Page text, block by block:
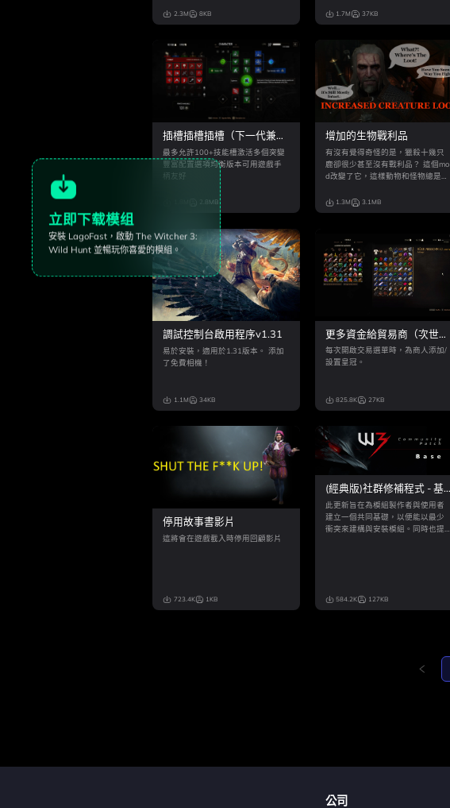
2.3M 8KB 1.7M 37KB
插槽插槽插槽（下一代兼
容）
最多允許100+技能槽激活多個突變
豐富配置選項均衡版本可用遊戲手
柄友好
2.8MB
增加的生物戰利品
有沒有覺得奇怪的是，獵殺十幾只
鹿卻很少甚至沒有戰利品？ 這個mo
d改變了它，這樣動物和怪物總是掉
1.3M 3.1MB
調試控制台啟用程序v1.31
易於安裝，適用於1.31版本。 添加
了免費相機！
1.1M 34KB
更多資金給貿易商（次世代
版）
每次開啟交易選單時，為商人添加/
設置皇冠。
825.8K 27KB
停用故事書影片
這將會在遊戲載入時停用回顧影片
723.4K 1KB
(經典版)社群修補程式 - 基
礎
此更新旨在為模組製作者與使用者
建立一個共同基礎，以便能以最少
衝突來建構與安裝模組。同時也提
584.2K 127KB
立即下载模组
安裝 LagoFast，啟動 The Witcher 3:
Wild Hunt 並暢玩你喜愛的模組。
公司